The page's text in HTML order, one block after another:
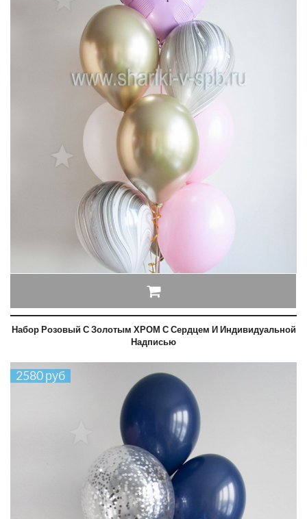
Набор Розовый С Золотым ХРОМ С Сердцем И Индивидуальной
Надписью
2580 руб